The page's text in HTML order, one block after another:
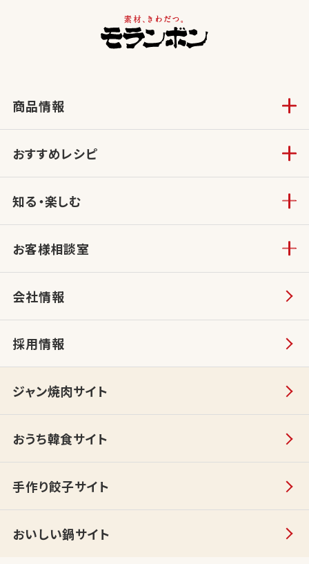
商品情報
おすすめレシピ
知る・楽しむ
お客様相談室
会社情報
採用情報
ジャン焼肉サイト
おうち韓食サイト
手作り餃子サイト
おいしい鍋サイト